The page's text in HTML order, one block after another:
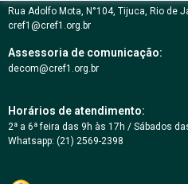
Rua Adolfo Mota, N°104, Tijuca, Rio de
cref1@cref1.org.br
Assessoria de comunicação:
decom@cref1.org.br
Horários de atendimento:
2ª a 6ª feira das 9h às 17h / Sábados
Whatsapp: (21) 2569-2398